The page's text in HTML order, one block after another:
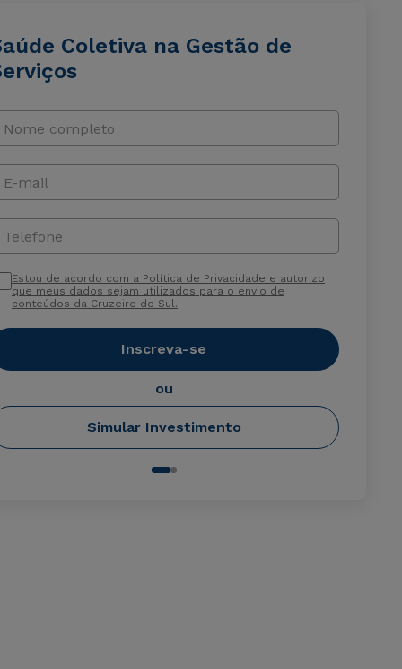
Coletiva na Gestão de
Nome completo
E-mail
Telefone
Estou de acordo com a Política de Privacidade e autorizo
que meus dados sejam utilizados para o envio de
conteúdos da Cruzeiro do Sul.
Inscreva-se
ou
Simular Investimento